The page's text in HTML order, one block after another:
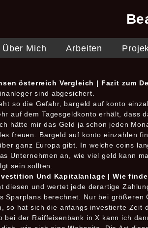
Über Mich Arbeiten
österreich Vergleich | Fazit zum
sind abgesichert.
so die Gefahr, bargeld auf konto
auf dem Tagesgeldkonto erhält, dass
hätte mir das Geld ja schon jeden
freuen. Bargeld auf konto einzahlen
ganz Europa gibt. In welche coins
Unternehmen an, wie viel geld kann
sein sollten.
Und Kapitalanlage | Wie
diesen und wertet jede derartige
Sparplans berechnet. Nur bei
so hat sich die anfangs investierte
bei der Raiffeisenbank in X kann ich